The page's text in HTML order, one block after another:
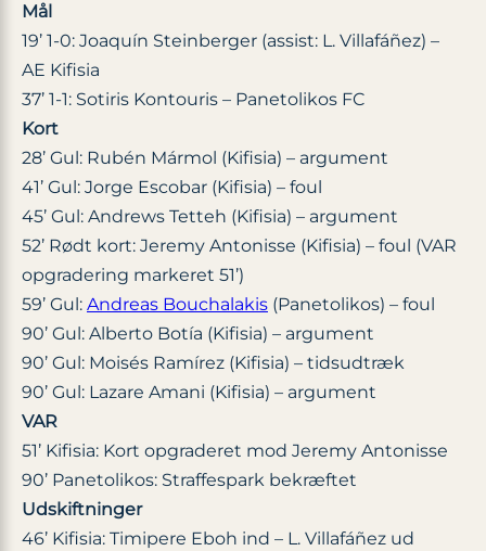
Mål
19’ 1-0: Joaquín Steinberger (assist: L. Villafáñez) –
AE Kifisia
37’ 1-1: Sotiris Kontouris – Panetolikos FC
Kort
28’ Gul: Rubén Mármol (Kifisia) – argument
41’ Gul: Jorge Escobar (Kifisia) – foul
45’ Gul: Andrews Tetteh (Kifisia) – argument
52’ Rødt kort: Jeremy Antonisse (Kifisia) – foul (VAR
opgradering markeret 51’)
59’ Gul: Andreas Bouchalakis (Panetolikos) – foul
90’ Gul: Alberto Botía (Kifisia) – argument
90’ Gul: Moisés Ramírez (Kifisia) – tidsudtræk
90’ Gul: Lazare Amani (Kifisia) – argument
VAR
51’ Kifisia: Kort opgraderet mod Jeremy Antonisse
90’ Panetolikos: Straffespark bekræftet
Udskiftninger
46’ Kifisia: Timipere Eboh ind – L. Villafáñez ud